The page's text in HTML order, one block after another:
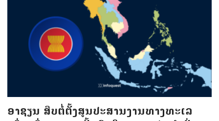
ອາຊຽນ ສືບຕໍ່ຕັ້ງສູນປະສານງານທາງທະເລ